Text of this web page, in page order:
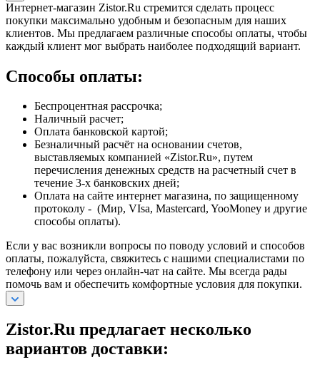
Интернет-магазин Zistor.Ru стремится сделать процесс
покупки максимально удобным и безопасным для наших
клиентов. Мы предлагаем различные способы оплаты, чтобы
каждый клиент мог выбрать наиболее подходящий вариант.
Способы оплаты:
Беспроцентная рассрочка;
Наличный расчет;
Оплата банковской картой;
Безналичный расчёт на основании счетов,
выставляемых компанией «Zistor.Ru», путем
перечисления денежных средств на расчетный счет в
течение 3-х банковских дней;
Оплата на сайте интернет магазина, по защищенному
протоколу - (Мир, VIsa, Mastercard, YooMoney и другие
способы оплаты).
Если у вас возникли вопросы по поводу условий и способов
оплаты, пожалуйста, свяжитесь с нашими специалистами по
телефону или через онлайн-чат на сайте. Мы всегда рады
помочь вам и обеспечить комфортные условия для покупки.
Zistor.Ru предлагает несколько
вариантов доставки: